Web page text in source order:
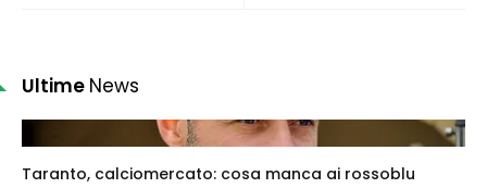
Ultime News
Taranto, calciomercato: cosa manca ai rossoblu